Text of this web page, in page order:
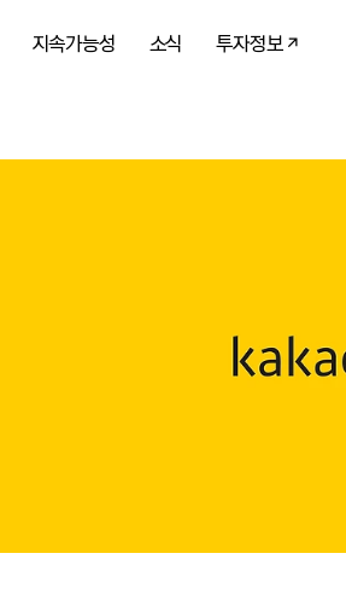
지속가능성 소식 투자정보